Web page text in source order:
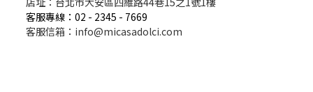
客服專線：02 - 2345 - 7669
客服信箱：info@micasadolci.com